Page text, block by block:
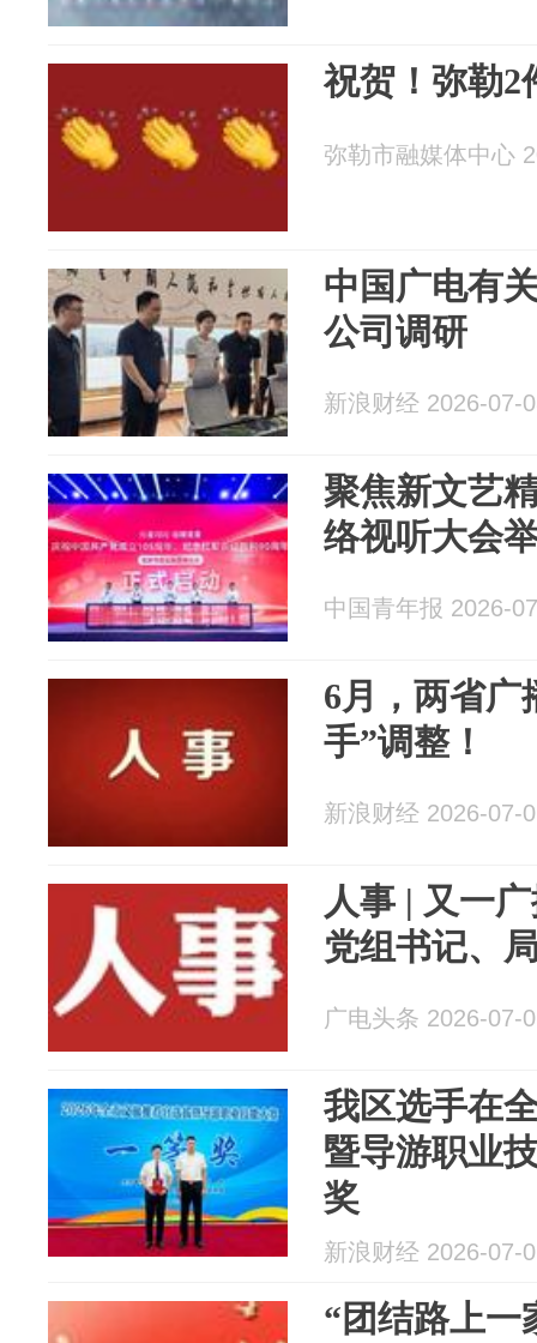
祝贺！弥勒2
弥勒市融媒体中心
中国广电有
公司调研
新浪财经 2026-07-
聚焦新文艺
络视听大会
中国青年报 2026-
6月，两省广
手”调整！
新浪财经 2026-07-
人事 | 又一
党组书记、
广电头条 2026-07-
我区选手在
暨导游职业
奖
新浪财经 2026-07-
“团结路上一